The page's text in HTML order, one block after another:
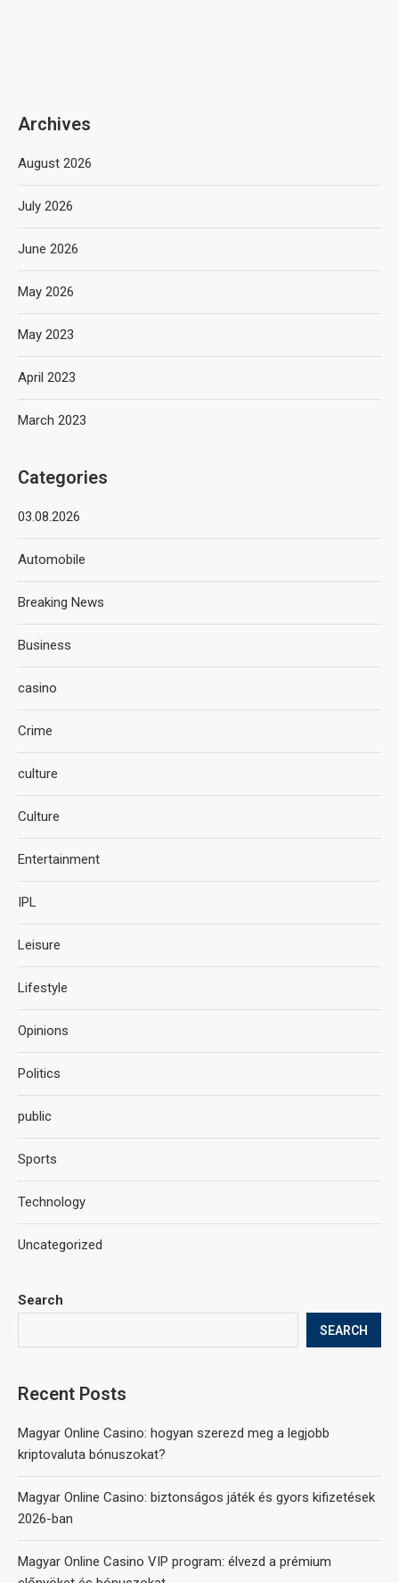
Search
SEARCH
Recent Posts
Magyar Online Casino: hogyan szerezd meg a legjobb
kriptovaluta bónuszokat?
Magyar Online Casino: biztonságos játék és gyors kifizetések
2026-ban
Magyar Online Casino VIP program: élvezd a prémium
Archives
August 2026
July 2026
June 2026
May 2026
May 2023
April 2023
March 2023
Categories
03.08.2026
Automobile
Breaking News
Business
casino
Crime
culture
Culture
Entertainment
IPL
Leisure
Lifestyle
Opinions
Politics
public
Sports
Technology
Uncategorized